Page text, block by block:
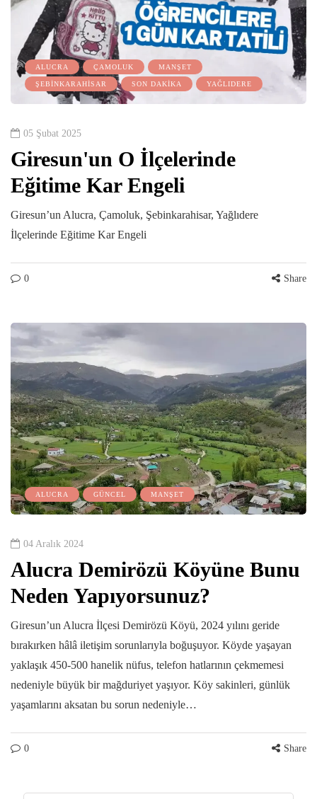
ALUCRA ÇAMOLUK MANŞET
ŞEBİNKARAHİSAR SON DAKİKA YAĞLIDERE
05 Şubat 2025
Giresun'un O İlçelerinde
Eğitime Kar Engeli
Giresun’un Alucra, Çamoluk, Şebinkarahisar, Yağlıdere
İlçelerinde Eğitime Kar Engeli
0 Share
ALUCRA GÜNCEL MANŞET
04 Aralık 2024
Alucra Demirözü Köyüne Bunu
Neden Yapıyorsunuz?
Giresun’un Alucra İlçesi Demirözü Köyü, 2024 yılını geride
bırakırken hâlâ iletişim sorunlarıyla boğuşuyor. Köyde yaşayan
yaklaşık 450-500 hanelik nüfus, telefon hatlarının çekmemesi
nedeniyle büyük bir mağduriyet yaşıyor. Köy sakinleri, günlük
yaşamlarını aksatan bu sorun nedeniyle…
0 Share